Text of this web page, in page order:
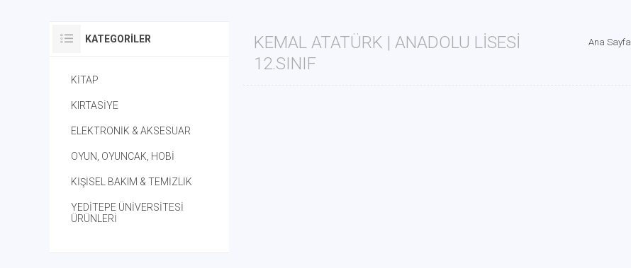
Ana Sayfa
KEMAL ATATÜRK | ANADOLU LISESI
12.SINIF
KATEGORILER
KİTAP
KIRTASİYE
ELEKTRONİK & AKSESUAR
OYUN, OYUNCAK, HOBİ
KİŞİSEL BAKIM & TEMİZLİK
YEDİTEPE ÜNİVERSİTESİ
ÜRÜNLERİ